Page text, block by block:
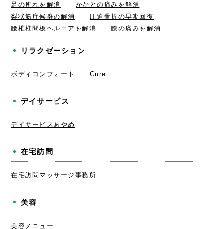
足の痺れを解消
かかとの痛みを解消
梨状筋症候群の解消
圧迫骨折の早期回復
腰椎椎間板ヘルニアを解消
膝の痛みを解消
リラクゼーション
ボディコンフォート Cure
デイサービス
デイサービスあやめ
在宅訪問
在宅訪問マッサージ事務所
美容
美容メニュー